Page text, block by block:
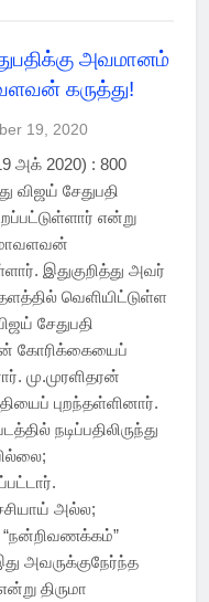
அவமானம்
கருத்து!
19, 2020
அக் 2020) : 800
விஜய் சேதுபதி
என்று
இதுகுறித்து அவர்
வெளியிட்டுள்ள
சேதுபதி
கோரிக்கையைப்
மு.முரளிதரன்
புறந்தள்ளினார்.
நடிப்பதிலிருந்து
அல்ல;
“நன்றிவணக்கம்”
அவருக்குநேர்ந்த
திருமா